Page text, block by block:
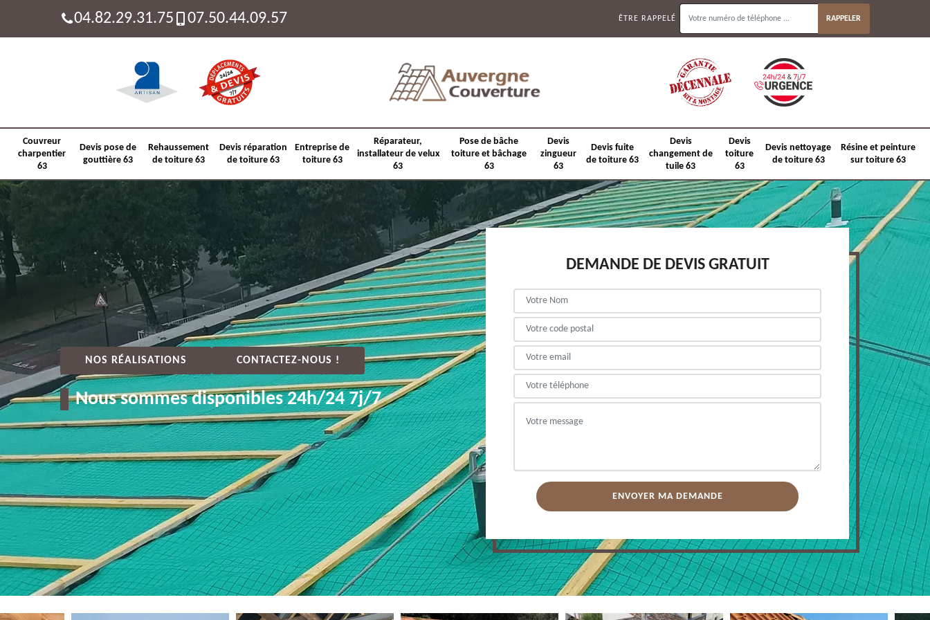
04.82.29.31.75 07.50.44.09.57 ÊTRE RAPPELÉ
Couvreur
charpentier
63
Devis pose de
gouttière 63
Rehaussement
de toiture 63
Devis réparation
de toiture 63
Entreprise de
toiture 63
Réparateur,
installateur de velux
63
Pose de bâche
toiture et bâchage
63
Devis
zingueur
63
Devis fuite
de toiture 63
Devis
changement de
tuile 63
Devis
toiture
63
Devis nettoyage
de toiture 63
Résine et peinture
sur toiture 63
NOS RÉALISATIONS CONTACTEZ-NOUS !
Nous sommes disponibles 24h/24 7j/7
DEMANDE DE DEVIS GRATUIT